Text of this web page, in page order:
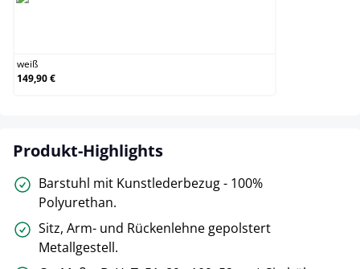
weiß
149,90 €
Produkt-Highlights
Barstuhl mit Kunstlederbezug - 100%
Polyurethan.
Sitz, Arm- und Rückenlehne gepolstert
Metallgestell.